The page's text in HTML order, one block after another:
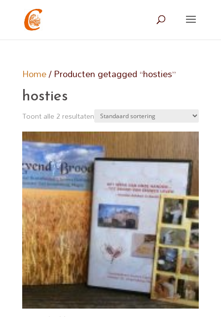
Home/ Producten getagged “hosties”
hosties
Toont alle 2 resultaten